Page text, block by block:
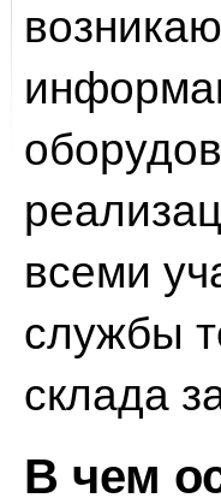
всеми
службы
склада
В чем